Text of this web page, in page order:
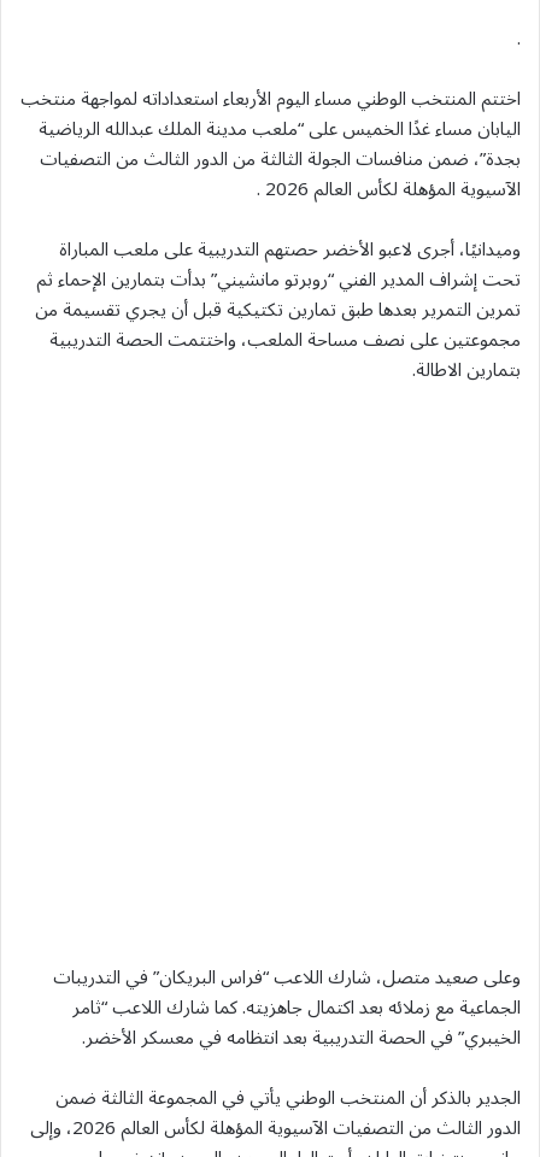
.
اختتم المنتخب الوطني مساء اليوم الأربعاء استعداداته لمواجهة منتخب
اليابان مساء غدًا الخميس على “ملعب مدينة الملك عبدالله الرياضية
بجدة”، ضمن منافسات الجولة الثالثة من الدور الثالث من التصفيات
الآسيوية المؤهلة لكأس العالم 2026 .
وميدانيًا، أجرى لاعبو الأخضر حصتهم التدريبية على ملعب المباراة
تحت إشراف المدير الفني “روبرتو مانشيني” بدأت بتمارين الإحماء ثم
تمرين التمرير بعدها طبق تمارين تكتيكية قبل أن يجري تقسيمة من
مجموعتين على نصف مساحة الملعب، واختتمت الحصة التدريبية
بتمارين الاطالة.
وعلى صعيد متصل، شارك اللاعب “فراس البريكان” في التدريبات
الجماعية مع زملائه بعد اكتمال جاهزيته. كما شارك اللاعب “ثامر
الخيبري” في الحصة التدريبية بعد انتظامه في معسكر الأخضر.
الجدير بالذكر أن المنتخب الوطني يأتي في المجموعة الثالثة ضمن
الدور الثالث من التصفيات الآسيوية المؤهلة لكأس العالم 2026، وإلى